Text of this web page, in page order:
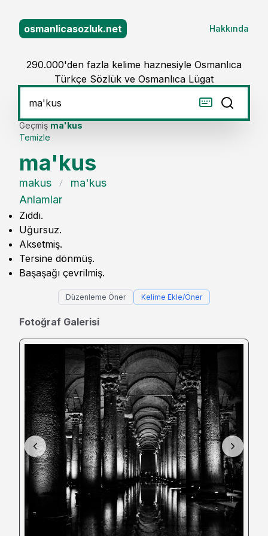
osmanlicasozluk.net Hakkında
290.000'den fazla kelime haznesiyle Osmanlıca
Türkçe Sözlük ve Osmanlıca Lügat
Geçmiş
Temizle
ma'kus
ma'kus
makus
ma'kus
Anlamlar
Zıddı.
Uğursuz.
Aksetmiş.
Tersine dönmüş.
Başaşağı çevrilmiş.
Düzenleme Öner Kelime Ekle/Öner
Fotoğraf Galerisi